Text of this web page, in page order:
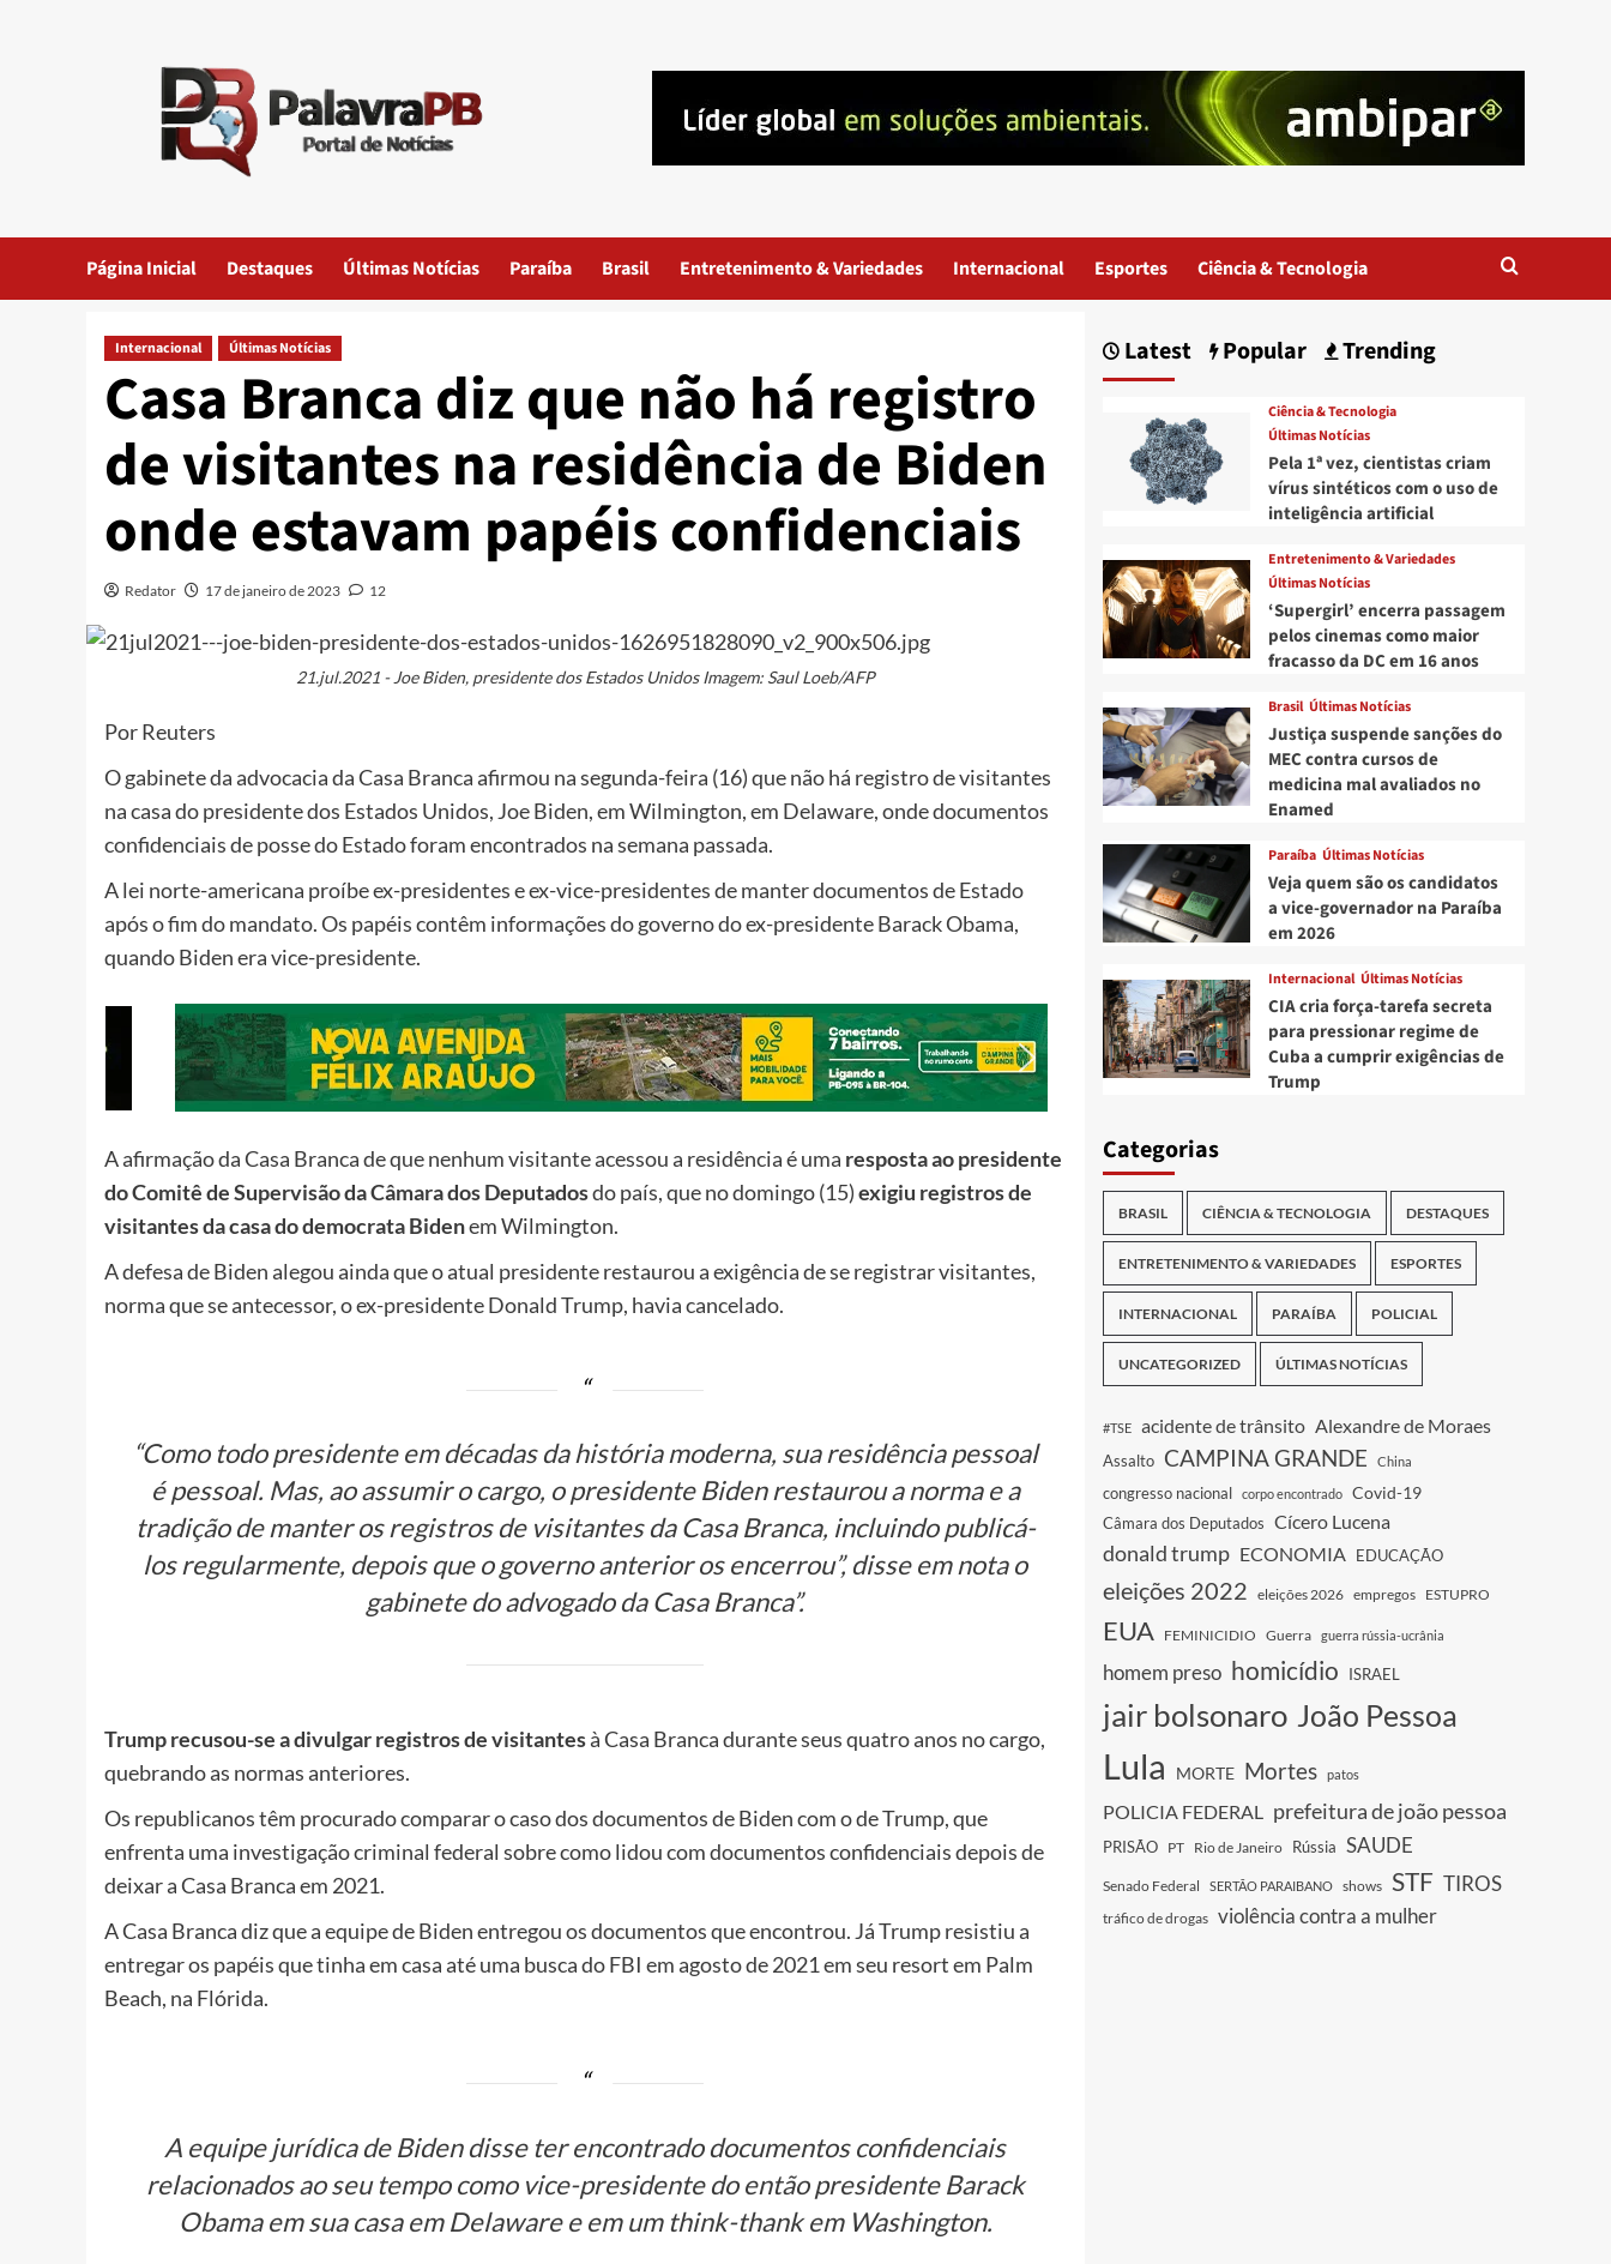
Página Inicial Destaques Últimas Notícias Paraíba Brasil Entretenimento & Variedades Internacional Esportes Ciência & Tecnologia
Internacional Últimas Notícias
Casa Branca diz que não há registro
de visitantes na residência de Biden
onde estavam papéis confidenciais
Redator 17 de janeiro de 2023 12
21.jul.2021 - Joe Biden, presidente dos Estados Unidos Imagem: Saul Loeb/AFP
Por Reuters
O gabinete da advocacia da Casa Branca afirmou na segunda-feira (16) que não há registro de visitantes
na casa do presidente dos Estados Unidos, Joe Biden, em Wilmington, em Delaware, onde documentos
confidenciais de posse do Estado foram encontrados na semana passada.
A lei norte-americana proíbe ex-presidentes e ex-vice-presidentes de manter documentos de Estado
após o fim do mandato.Os papéis contêm informações do governo do ex-presidente Barack Obama,
quando Biden era vice-presidente.
A afirmação da Casa Branca de que nenhum visitante acessou a residência é uma resposta ao presidente
do Comitê de Supervisão da Câmara dos Deputadosdo país, que no domingo (15)exigiu registros de
visitantes da casa do democrata Bidenem Wilmington.
A defesa de Biden alegou ainda que o atual presidente restaurou a exigência de se registrar visitantes,
norma que se antecessor, o ex-presidente Donald Trump, havia cancelado.
“Como todo presidente em décadas da história moderna, sua residência pessoal
é pessoal. Mas, ao assumir o cargo, o presidente Biden restaurou a norma e a
tradição de manter os registros de visitantes da Casa Branca, incluindo publicá-
los regularmente, depois que o governo anterior os encerrou”, disse em nota o
gabinete do advogado da Casa Branca”.
Trump recusou-se a divulgar registros de visitantesà Casa Branca durante seus quatro anos no cargo,
quebrando as normas anteriores.
Os republicanos têm procurado comparar o caso dos documentos de Biden com o de Trump, que
enfrenta uma investigação criminal federal sobre como lidou com documentos confidenciais depois de
deixar a Casa Branca em 2021.
A Casa Branca diz que a equipe de Biden entregou os documentos que encontrou. Já Trump resistiu a
entregar os papéis que tinha em casa até uma busca do FBI em agosto de 2021 em seu resort em Palm
Beach, na Flórida.
A equipe jurídica de Biden disse ter encontrado documentos confidenciais
relacionados ao seu tempo como vice-presidente do então presidente Barack
Obama em sua casa em Delaware e em um think-thank em Washington.
Latest Popular Trending
Ciência & Tecnologia
Últimas Notícias
Pela 1ª vez, cientistas criam
vírus sintéticos com o uso de
inteligência artificial
Entretenimento & Variedades
Últimas Notícias
‘Supergirl’ encerra passagem
pelos cinemas como maior
fracasso da DC em 16 anos
Brasil Últimas Notícias
Justiça suspende sanções do
MEC contra cursos de
medicina mal avaliados no
Enamed
Paraíba Últimas Notícias
Veja quem são os candidatos
a vice-governador na Paraíba
em 2026
Internacional Últimas Notícias
CIA cria força-tarefa secreta
para pressionar regime de
Cuba a cumprir exigências de
Trump
Categorias
BRASIL CIÊNCIA & TECNOLOGIA DESTAQUES
ENTRETENIMENTO & VARIEDADES ESPORTES
INTERNACIONAL PARAÍBA POLICIAL
UNCATEGORIZED ÚLTIMAS NOTÍCIAS
#TSE acidente de trânsito Alexandre de Moraes
Assalto CAMPINA GRANDE China
congresso nacional corpo encontrado Covid-19
Câmara dos Deputados Cícero Lucena
donald trump ECONOMIA EDUCAÇÃO
eleições 2022 eleições 2026 empregos ESTUPRO
EUA FEMINICIDIO Guerra guerra rússia-ucrânia
homem preso homicídio ISRAEL
jair bolsonaro João Pessoa
Lula MORTE Mortes patos
POLICIA FEDERAL prefeitura de joão pessoa
PRISÃO PT Rio de Janeiro Rússia SAUDE
Senado Federal SERTÃO PARAIBANO shows STF TIROS
tráfico de drogas violência contra a mulher